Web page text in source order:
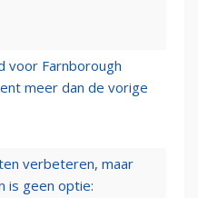
voor Farnborough
meer dan de vorige
verbeteren, maar
is geen optie: